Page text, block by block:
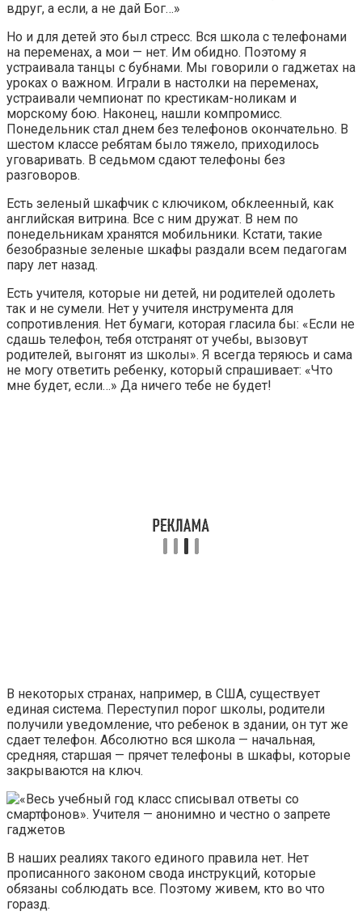
вдруг, а если, а не дай Бог…»
Но и для детей это был стресс. Вся школа с телефонами
на переменах, а мои — нет. Им обидно. Поэтому я
устраивала танцы с бубнами. Мы говорили о гаджетах на
уроках о важном. Играли в настолки на переменах,
устраивали чемпионат по крестикам-ноликам и
морскому бою. Наконец, нашли компромисс.
Понедельник стал днем без телефонов окончательно. В
шестом классе ребятам было тяжело, приходилось
уговаривать. В седьмом сдают телефоны без
разговоров.
Есть зеленый шкафчик с ключиком, обклеенный, как
английская витрина. Все с ним дружат. В нем по
понедельникам хранятся мобильники. Кстати, такие
безобразные зеленые шкафы раздали всем педагогам
пару лет назад.
Есть учителя, которые ни детей, ни родителей одолеть
так и не сумели. Нет у учителя инструмента для
сопротивления. Нет бумаги, которая гласила бы: «Если не
сдашь телефон, тебя отстранят от учебы, вызовут
родителей, выгонят из школы». Я всегда теряюсь и сама
не могу ответить ребенку, который спрашивает: «Что
мне будет, если…» Да ничего тебе не будет!
В некоторых странах, например, в США, существует
единая система. Переступил порог школы, родители
получили уведомление, что ребенок в здании, он тут же
сдает телефон. Абсолютно вся школа — начальная,
средняя, старшая — прячет телефоны в шкафы, которые
закрываются на ключ.
В наших реалиях такого единого правила нет. Нет
прописанного законом свода инструкций, которые
обязаны соблюдать все. Поэтому живем, кто во что
горазд.